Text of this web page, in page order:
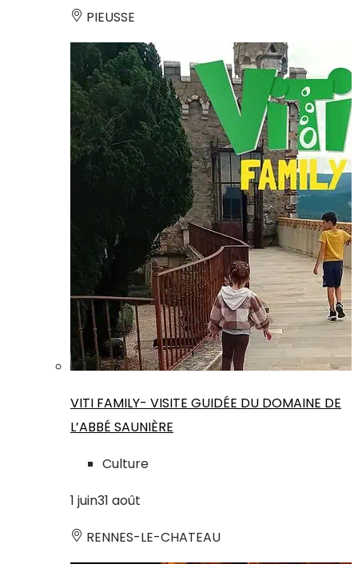
PIEUSSE
VITI FAMILY- VISITE GUIDÉE DU DOMAINE DE
L’ABBÉ SAUNIÈRE
Culture
1 juin31 août
RENNES-LE-CHATEAU